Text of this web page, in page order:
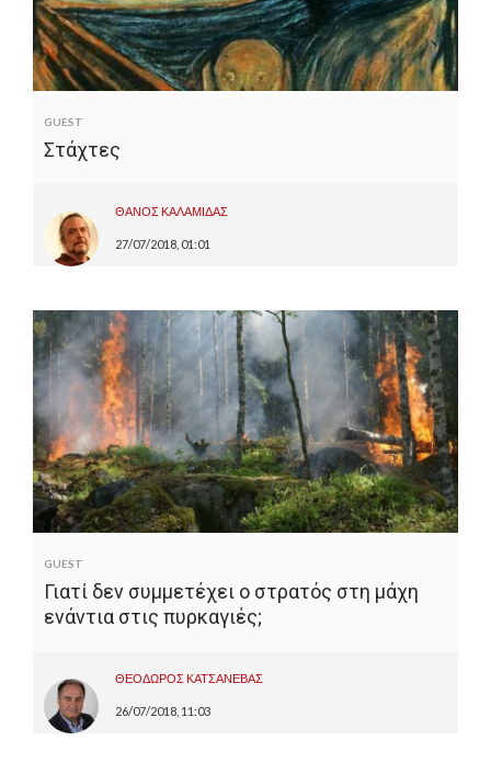
GUEST
Στάχτες
ΘΑΝΟΣ ΚΑΛΑΜΙΔΑΣ
27/07/2018, 01:01
GUEST
Γιατί δεν συμμετέχει ο στρατός στη μάχη
ενάντια στις πυρκαγιές;
ΘΕΟΔΩΡΟΣ ΚΑΤΣΑΝΕΒΑΣ
26/07/2018, 11:03